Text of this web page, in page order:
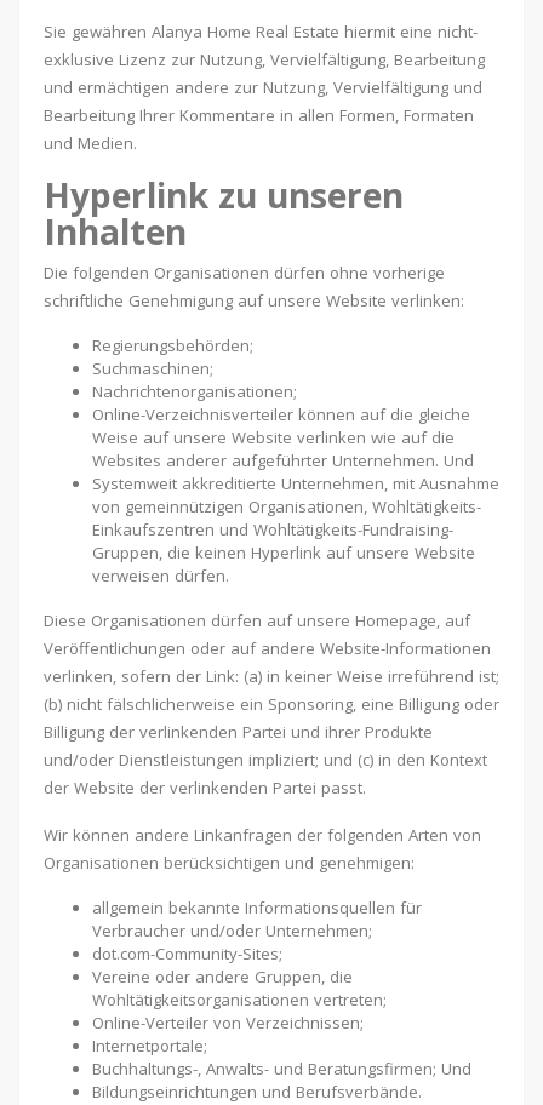
Sie gewähren Alanya Home Real Estate hiermit eine nicht-
exklusive Lizenz zur Nutzung, Vervielfältigung, Bearbeitung
und ermächtigen andere zur Nutzung, Vervielfältigung und
Bearbeitung Ihrer Kommentare in allen Formen, Formaten
und Medien.
Hyperlink zu unseren
Inhalten
Die folgenden Organisationen dürfen ohne vorherige
schriftliche Genehmigung auf unsere Website verlinken:
Regierungsbehörden;
Suchmaschinen;
Nachrichtenorganisationen;
Online-Verzeichnisverteiler können auf die gleiche
Weise auf unsere Website verlinken wie auf die
Websites anderer aufgeführter Unternehmen. Und
Systemweit akkreditierte Unternehmen, mit Ausnahme
von gemeinnützigen Organisationen, Wohltätigkeits-
Einkaufszentren und Wohltätigkeits-Fundraising-
Gruppen, die keinen Hyperlink auf unsere Website
verweisen dürfen.
Diese Organisationen dürfen auf unsere Homepage, auf
Veröffentlichungen oder auf andere Website-Informationen
verlinken, sofern der Link: (a) in keiner Weise irreführend ist;
(b) nicht fälschlicherweise ein Sponsoring, eine Billigung oder
Billigung der verlinkenden Partei und ihrer Produkte
und/oder Dienstleistungen impliziert; und (c) in den Kontext
der Website der verlinkenden Partei passt.
Wir können andere Linkanfragen der folgenden Arten von
Organisationen berücksichtigen und genehmigen:
allgemein bekannte Informationsquellen für
Verbraucher und/oder Unternehmen;
dot.com-Community-Sites;
Vereine oder andere Gruppen, die
Wohltätigkeitsorganisationen vertreten;
Online-Verteiler von Verzeichnissen;
Internetportale;
Buchhaltungs-, Anwalts- und Beratungsfirmen; Und
Bildungseinrichtungen und Berufsverbände.